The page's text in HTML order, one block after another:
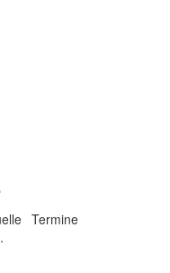
Termine
.